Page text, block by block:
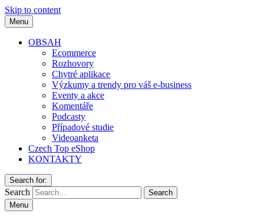
Skip to content
Menu
OBSAH
Ecommerce
Rozhovory
Chytré aplikace
Výzkumy a trendy pro váš e-business
Eventy a akce
Komentáře
Podcasty
Případové studie
Videoanketa
Czech Top eShop
KONTAKTY
Search for:
Search
Menu